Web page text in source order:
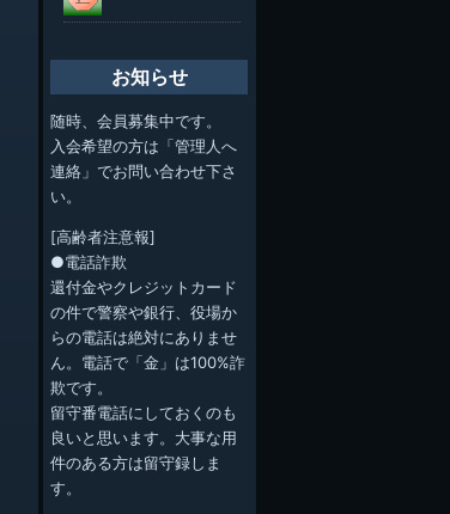
お知らせ
随時、会員募集中です。
入会希望の方は「管理人へ
連絡」でお問い合わせ下さ
い。
[高齢者注意報]
●電話詐欺
還付金やクレジットカード
の件で警察や銀行、役場か
らの電話は絶対にありませ
ん。電話で「金」は100%詐
欺です。
留守番電話にしておくのも
良いと思います。大事な用
件のある方は留守録しま
す。